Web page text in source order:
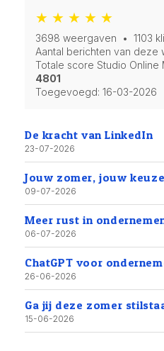
★ ★ ★ ★ ★
3698 weergaven • 1103
Aantal berichten van deze
Totale score Studio Online
4801
Toegevoegd: 16-03-2026
De kracht van LinkedIn
23-07-2026
Jouw zomer, jouw keuze
09-07-2026
Meer rust in
06-07-2026
ChatGPT voor
26-06-2026
Ga jij deze zomer
15-06-2026